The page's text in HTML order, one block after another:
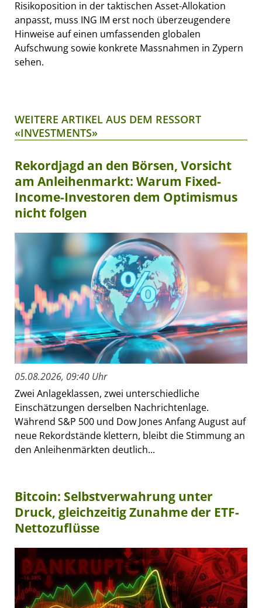
Risikoposition in der taktischen Asset-Allokation
anpasst, muss ING IM erst noch überzeugendere
Hinweise auf einen umfassenden globalen
Aufschwung sowie konkrete Massnahmen in Zypern
sehen.
WEITERE ARTIKEL AUS DEM RESSORT
«INVESTMENTS»
Rekordjagd an den Börsen, Vorsicht
am Anleihenmarkt: Warum Fixed-
Income-Investoren dem Optimismus
nicht folgen
05.08.2026, 09:40 Uhr
Zwei Anlageklassen, zwei unterschiedliche
Einschätzungen derselben Nachrichtenlage.
Während S&P 500 und Dow Jones Anfang August auf
neue Rekordstände klettern, bleibt die Stimmung an
den Anleihenmärkten deutlich...
Bitcoin: Selbstverwahrung unter
Druck, gleichzeitig Zunahme der ETF-
Nettozuflüsse